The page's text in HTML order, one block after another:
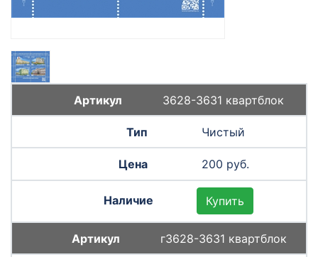
3628-3631 квартблок
Чистый
200 руб.
Купить
г3628-3631 квартблок